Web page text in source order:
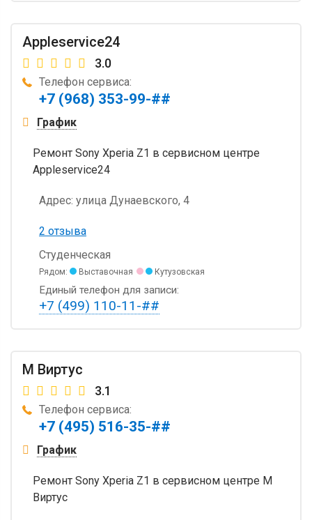
Appleservice24
3.0
Телефон сервиса:
+7 (968) 353-99-##
График
Ремонт Sony Xperia Z1 в сервисном центре
Appleservice24
Адрес: улица Дунаевского, 4
2 отзыва
Студенческая
Рядом: Выставочная Кутузовская
Единый телефон для записи:
+7 (499) 110-11-##
М Виртус
3.1
Телефон сервиса:
+7 (495) 516-35-##
График
Ремонт Sony Xperia Z1 в сервисном центре М
Виртус